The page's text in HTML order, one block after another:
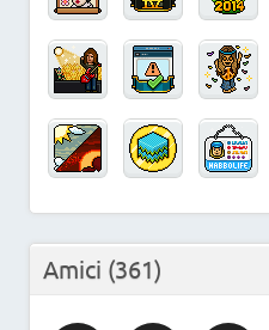
Amici (361)